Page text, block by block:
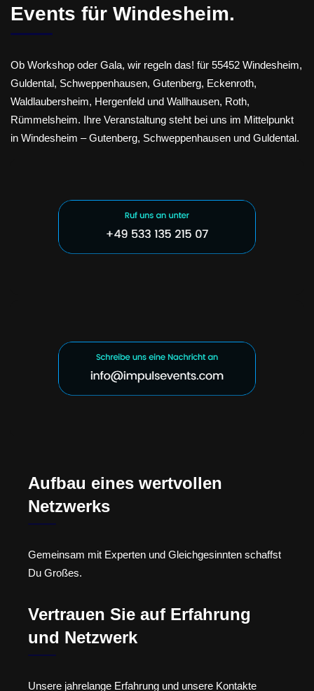
Events für Windesheim.
Ob Workshop oder Gala, wir regeln das! für 55452 Windesheim,
Guldental, Schweppenhausen, Gutenberg, Eckenroth,
Waldlaubersheim, Hergenfeld und Wallhausen, Roth,
Rümmelsheim. Ihre Veranstaltung steht bei uns im Mittelpunkt
in Windesheim – Gutenberg, Schweppenhausen und Guldental.
Aufbau eines wertvollen
Netzwerks
Gemeinsam mit Experten und Gleichgesinnten schaffst
Du Großes.
Vertrauen Sie auf Erfahrung
und Netzwerk
Unsere jahrelange Erfahrung und unsere Kontakte